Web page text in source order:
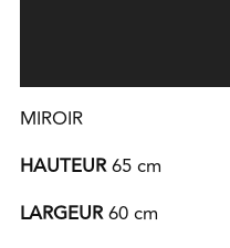
MIROIR
HAUTEUR65cm
LARGEUR60 cm